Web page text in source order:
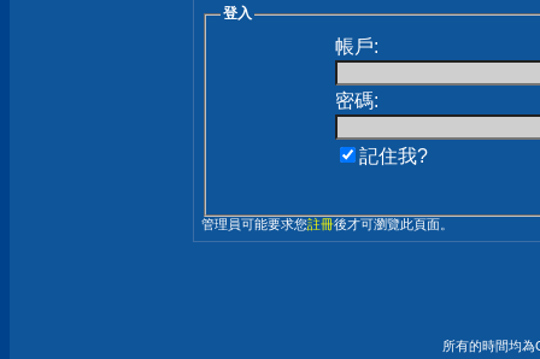
登入
帳戶:
密碼:
記住我?
管理員可能要求您註冊後才可瀏覽此頁面。
所有的時間均為